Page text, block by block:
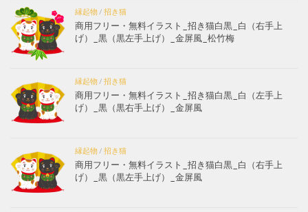
縁起物/ 招き猫
商用フリー・無料イラスト_招き猫白黒_白（右手上
げ）_黒（黒左手上げ）_金屏風_松竹梅
縁起物/ 招き猫
商用フリー・無料イラスト_招き猫白黒_白（左手上
げ）_黒（黒右手上げ）_金屏風
縁起物/ 招き猫
商用フリー・無料イラスト_招き猫白黒_白（右手上
げ）_黒（黒左手上げ）_金屏風